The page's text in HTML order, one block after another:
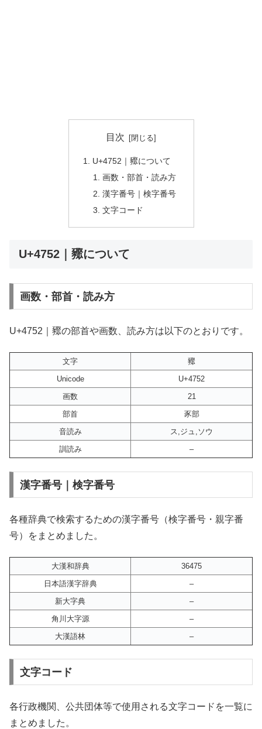
目次
U+4752｜䝒について
画数・部首・読み方
漢字番号｜検字番号
文字コード
U+4752｜䝒について
画数・部首・読み方
U+4752｜䝒の部首や画数、読み方は以下のとおりです。
文字
䝒
Unicode
U+4752
画数
21
部首
豕部
音読み
ス,ジュ,ソウ
訓読み
–
漢字番号｜検字番号
各種辞典で検索するための漢字番号（検字番号・親字番
号）をまとめました。
大漢和辞典
36475
日本語漢字辞典
–
新大字典
–
角川大字源
–
大漢語林
–
文字コード
各行政機関、公共団体等で使用される文字コードを一覧に
まとめました。